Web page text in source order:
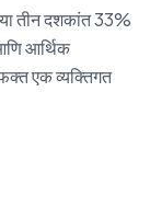
तीन दशकांत 33%
आर्थिक
एक व्यक्तिगत